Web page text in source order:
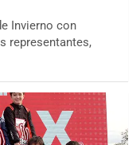
Invierno con
representantes,